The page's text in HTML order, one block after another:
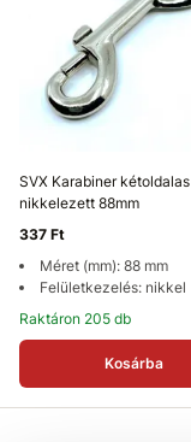
SVX Karabiner kétoldalas
nikkelezett 88mm
337 Ft
Méret (mm): 88 mm
Felületkezelés: nikkel
Raktáron 205 db
Kosárba